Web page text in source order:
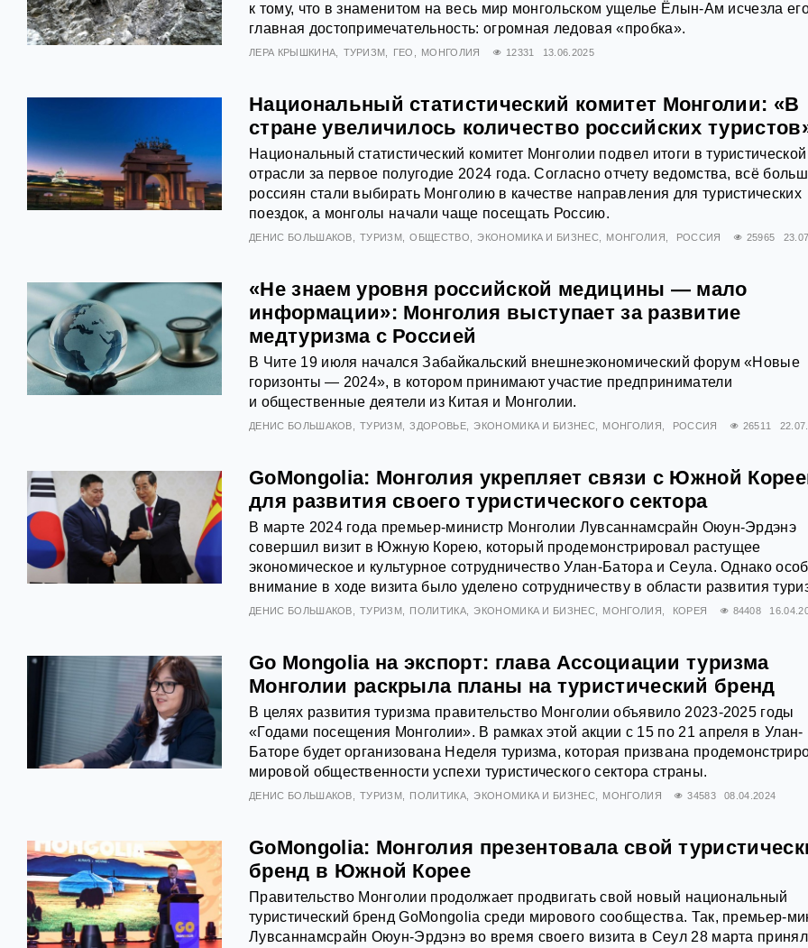
к тому, что в знаменитом на весь мир монгольском ущелье Ёлын-Ам исчезла
главная достопримечательность: огромная ледовая «пробка».
ЛЕРА КРЫШКИНА ТУРИЗМ ГЕО МОНГОЛИЯ 12331 13.06.2025
Национальный статистический комитет Монголии: «В
стране увеличилось количество российских
Национальный статистический комитет Монголии подвел итоги в туристической
отрасли за первое полугодие 2024 года. Согласно отчету ведомства, всё
россиян стали выбирать Монголию в качестве направления для туристических
поездок, а монголы начали чаще посещать Россию.
ДЕНИС БОЛЬШАКОВ ТУРИЗМ ОБЩЕСТВО ЭКОНОМИКА И БИЗНЕС МОНГОЛИЯ РОССИЯ 25965
«Не знаем уровня российской медицины — мало
информации»: Монголия выступает за развитие
медтуризма с Россией
В Чите 19 июля начался Забайкальский внешнеэкономический форум «Новые
горизонты — 2024», в котором принимают участие предприниматели
и общественные деятели из Китая и Монголии.
ДЕНИС БОЛЬШАКОВ ТУРИЗМ ЗДОРОВЬЕ ЭКОНОМИКА И БИЗНЕС МОНГОЛИЯ РОССИЯ 26511
GoMongolia: Монголия укрепляет связи с Южной
для развития своего туристического сектора
В марте 2024 года премьер-министр Монголии Лувсаннамсрайн Оюун-Эрдэнэ
совершил визит в Южную Корею, который продемонстрировал растущее
экономическое и культурное сотрудничество Улан-Батора и Сеула. Однако
внимание в ходе визита было уделено сотрудничеству в области развития
ДЕНИС БОЛЬШАКОВ ТУРИЗМ ПОЛИТИКА ЭКОНОМИКА И БИЗНЕС МОНГОЛИЯ КОРЕЯ 84408
Go Mongolia на экспорт: глава Ассоциации туризма
Монголии раскрыла планы на туристический бренд
В целях развития туризма правительство Монголии объявило 2023-2025 годы
«Годами посещения Монголии». В рамках этой акции с 15 по 21 апреля в Улан-
Баторе будет организована Неделя туризма, которая призвана
мировой общественности успехи туристического сектора страны.
ДЕНИС БОЛЬШАКОВ ТУРИЗМ ПОЛИТИКА ЭКОНОМИКА И БИЗНЕС МОНГОЛИЯ 34583 08.04.2024
GoMongolia: Монголия презентовала свой
бренд в Южной Корее
Правительство Монголии продолжает продвигать свой новый национальный
туристический бренд GoMongolia среди мирового сообщества. Так, премьер-
Лувсаннамсрайн Оюун-Эрдэнэ во время своего визита в Сеул 28 марта принял